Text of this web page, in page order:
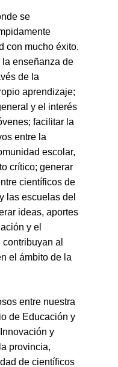
se
con mucho éxito.
la enseñanza de
de la
aprendizaje;
y el interés
facilitar la
entre la
escolar,
crítico; generar
científicos de
las escuelas del
ideas, aportes
y el
al
el ámbito de la
entre nuestra
de Educación y
y
provincia,
de científicos